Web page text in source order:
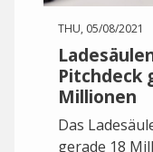
THU, 05/08/2021
Pitchdeck
Millionen
Das
gerade 18